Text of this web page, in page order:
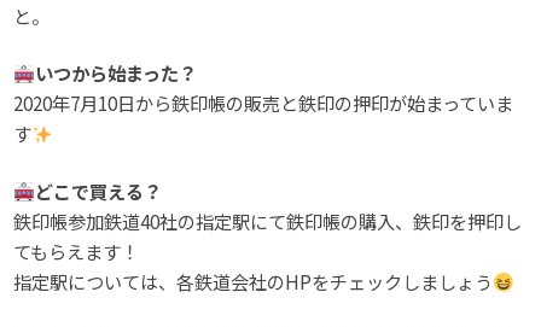
と。
いつから始まった？
2020年7月10日から鉄印帳の販売と鉄印の押印が始まっていま
す
どこで買える？
鉄印帳参加鉄道40社の指定駅にて鉄印帳の購入、鉄印を押印し
てもらえます！
指定駅については、各鉄道会社のHPをチェックしましょう